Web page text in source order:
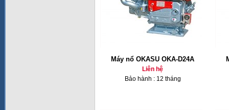
Máy nổ OKASU OKA-D24A
Liên hệ
Bảo hành : 12 tháng